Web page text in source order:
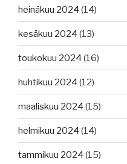
heinäkuu 2024 (14)
kesäkuu 2024 (13)
toukokuu 2024 (16)
huhtikuu 2024 (12)
maaliskuu 2024 (15)
helmikuu 2024 (14)
tammikuu 2024 (15)